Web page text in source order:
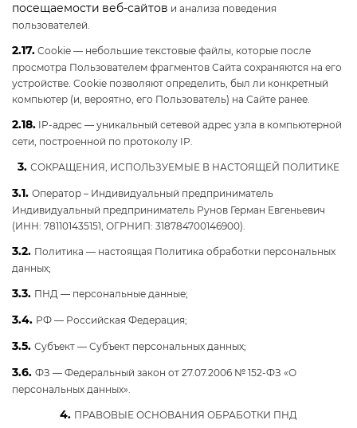
посещаемости веб-сайтов и анализа поведения
пользователей.
2.17. Cookie — небольшие текстовые файлы, которые после
просмотра Пользователем фрагментов Сайта сохраняются на его
устройстве. Cookie позволяют определить, был ли конкретный
компьютер (и, вероятно, его Пользователь) на Сайте ранее.
2.18. IP-адрес — уникальный сетевой адрес узла в компьютерной
сети, построенной по протоколу IP.
3. СОКРАЩЕНИЯ, ИСПОЛЬЗУЕМЫЕ В НАСТОЯЩЕЙ ПОЛИТИКЕ
3.1. Оператор – Индивидуальный предприниматель
Индивидуальный предприниматель Рунов Герман Евгеньевич
(ИНН: 781101435151, ОГРНИП: 318784700146900).
3.2. Политика — настоящая Политика обработки персональных
данных;
3.3. ПНД — персональные данные;
3.4. РФ — Российская Федерация;
3.5. Субъект — Субъект персональных данных;
3.6. ФЗ — Федеральный закон от 27.07.2006 № 152-ФЗ «О
персональных данных».
4. ПРАВОВЫЕ ОСНОВАНИЯ ОБРАБОТКИ ПНД